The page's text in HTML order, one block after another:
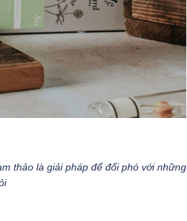
thảo là giải pháp để đối phó với những